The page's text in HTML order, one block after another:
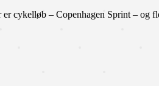
cykelløb – Copenhagen Sprint –